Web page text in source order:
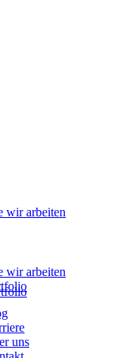
wir arbeiten
wir arbeiten
uns